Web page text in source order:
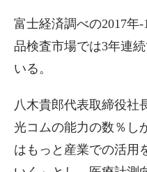
富士経済調べの2017年
品検査市場では3年連
いる。
八木貴郎代表取締役社
光コムの能力の数％し
はもっと産業での活用